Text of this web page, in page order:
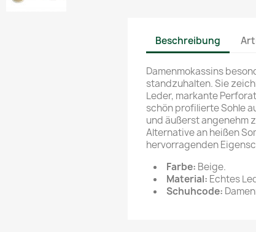
Beschreibung
Damenmokassins
standzuhalten. Sie
Leder, markante
schön profilierte Sohle
und äußerst angenehm
Alternative an heißen
hervorragenden
Farbe: Beige.
Material: Echtes
Schuhcode: